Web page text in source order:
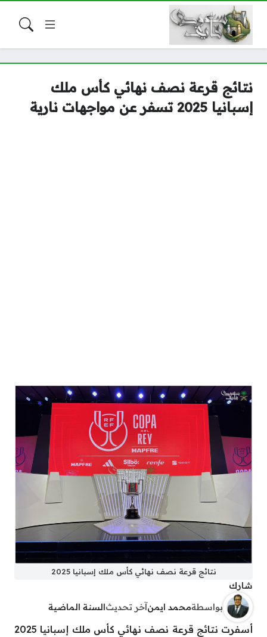
نتائج قرعة نصف نهائي كأس ملك
إسبانيا 2025 تسفر عن مواجهات نارية
نتائج قرعة نصف نهائي كأس ملك إسبانيا 2025
شارك
بواسطةمحمد ايمنآخر تحديثالسنة الماضية
أسفرت نتائج قرعة نصف نهائي كأس ملك إسبانيا 2025